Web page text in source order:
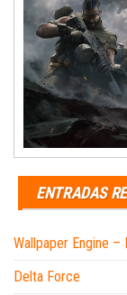
ENTRADAS
Wallpaper Engine –
Delta Force